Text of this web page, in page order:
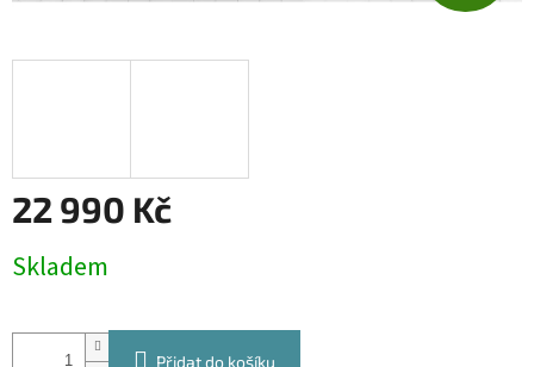
22 990 Kč
cena:
Skladem
Přidat do košíku